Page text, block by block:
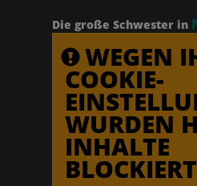
Die große Schwester in
WEGEN
COOKIE-
WURDEN
INHALTE